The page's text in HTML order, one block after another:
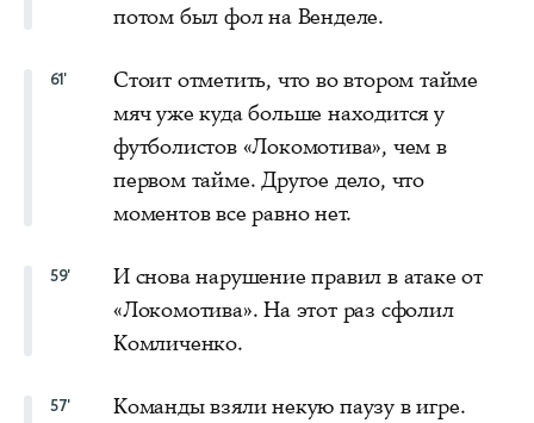
потом был фол на Венделе.
61'
Стоит отметить, что во втором тайме
мяч уже куда больше находится у
футболистов «Локомотива», чем в
первом тайме. Другое дело, что
моментов все равно нет.
59'
И снова нарушение правил в атаке от
«Локомотива». На этот раз сфолил
Комличенко.
57'
Команды взяли некую паузу в игре.